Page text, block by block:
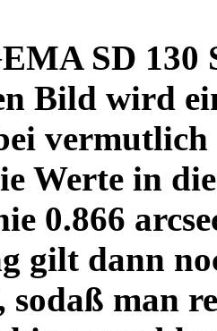
SD 130
Bild wird
vermutlich
Werte in
0.866
gilt dann
man